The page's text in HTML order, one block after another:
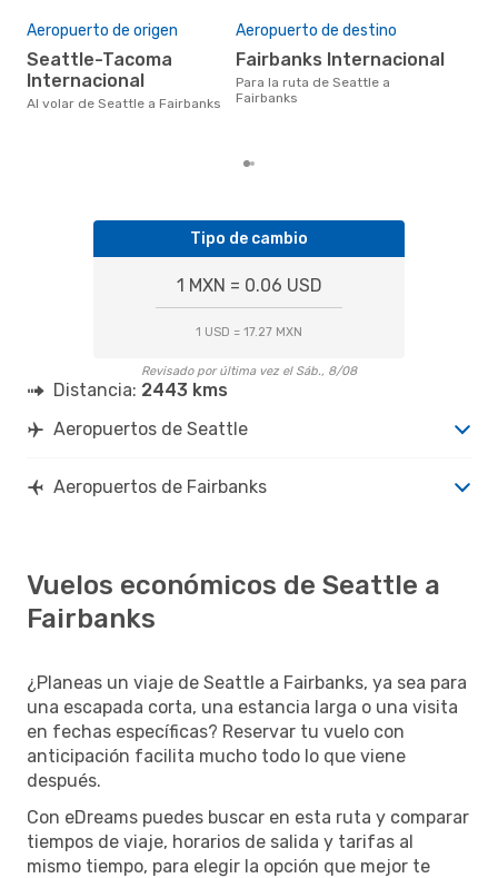
Aeropuerto de origen
Seattle-Tacoma
Internacional
Al volar de Seattle a Fairbanks
Aeropuerto de destino
Fairbanks Internacional
Para la ruta de Seattle a
Fairbanks
Tipo de cambio
1 MXN = 0.06 USD
1 USD = 17.27 MXN
Revisado por última vez el Sáb., 8/08
Distancia: 2443 kms
Aeropuertos de Seattle
Aeropuertos de Fairbanks
Vuelos económicos de Seattle a
Fairbanks
¿Planeas un viaje de Seattle a Fairbanks, ya sea para
una escapada corta, una estancia larga o una visita
en fechas específicas? Reservar tu vuelo con
anticipación facilita mucho todo lo que viene
después.
Con eDreams puedes buscar en esta ruta y comparar
tiempos de viaje, horarios de salida y tarifas al
mismo tiempo, para elegir la opción que mejor te